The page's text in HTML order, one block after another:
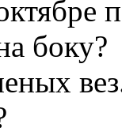
боку?